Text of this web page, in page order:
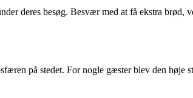
deres besøg. Besvær med at få ekstra
på stedet. For nogle gæster blev den